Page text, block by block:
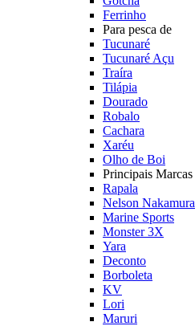
Ferrinho
Para pesca de
Tucunaré
Tucunaré Açu
Traíra
Tilápia
Dourado
Robalo
Cachara
Xaréu
Olho de Boi
Principais Marcas
Rapala
Nelson Nakamura
Marine Sports
Monster 3X
Yara
Deconto
Borboleta
KV
Lori
Maruri